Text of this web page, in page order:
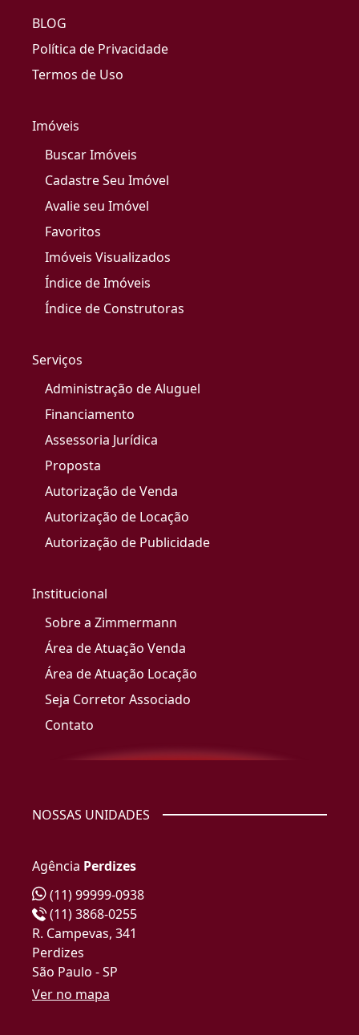
BLOG
Política de Privacidade
Termos de Uso
Imóveis
Buscar Imóveis
Cadastre Seu Imóvel
Avalie seu Imóvel
Favoritos
Imóveis Visualizados
Índice de Imóveis
Índice de Construtoras
Serviços
Administração de Aluguel
Financiamento
Assessoria Jurídica
Proposta
Autorização de Venda
Autorização de Locação
Autorização de Publicidade
Institucional
Sobre a Zimmermann
Área de Atuação Venda
Área de Atuação Locação
Seja Corretor Associado
Contato
NOSSAS UNIDADES
Agência Perdizes
(11) 99999-0938
(11) 3868-0255
R. Campevas, 341
Perdizes
São Paulo - SP
Ver no mapa